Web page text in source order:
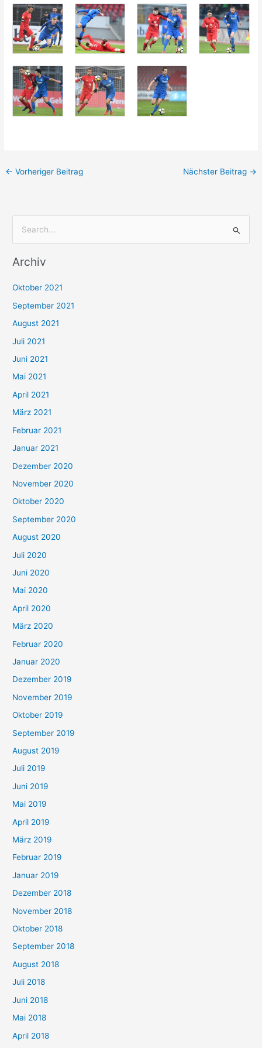
← Vorheriger Beitrag Nächster Beitrag →
c
n
n
a
c
h
:
Archiv
Oktober 2021
September 2021
August 2021
Juli 2021
Juni 2021
Mai 2021
April 2021
März 2021
Februar 2021
Januar 2021
Dezember 2020
November 2020
Oktober 2020
September 2020
August 2020
Juli 2020
Juni 2020
Mai 2020
April 2020
März 2020
Februar 2020
Januar 2020
Dezember 2019
November 2019
Oktober 2019
September 2019
August 2019
Juli 2019
Juni 2019
Mai 2019
April 2019
März 2019
Februar 2019
Januar 2019
Dezember 2018
November 2018
Oktober 2018
September 2018
August 2018
Juli 2018
Juni 2018
Mai 2018
April 2018